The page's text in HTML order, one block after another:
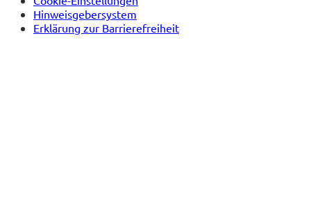
Hinweisgebersystem
Erklärung zur Barrierefreiheit